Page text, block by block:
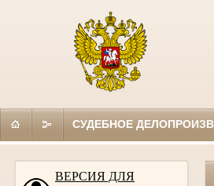
СУДЕБНОЕ
ВЕРСИЯ ДЛЯ